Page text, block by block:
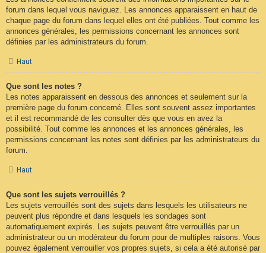
forum dans lequel vous naviguez. Les annonces apparaissent en haut de
chaque page du forum dans lequel elles ont été publiées. Tout comme les
annonces générales, les permissions concernant les annonces sont
définies par les administrateurs du forum.
Haut
Que sont les notes ?
Les notes apparaissent en dessous des annonces et seulement sur la
première page du forum concerné. Elles sont souvent assez importantes
et il est recommandé de les consulter dès que vous en avez la
possibilité. Tout comme les annonces et les annonces générales, les
permissions concernant les notes sont définies par les administrateurs du
forum.
Haut
Que sont les sujets verrouillés ?
Les sujets verrouillés sont des sujets dans lesquels les utilisateurs ne
peuvent plus répondre et dans lesquels les sondages sont
automatiquement expirés. Les sujets peuvent être verrouillés par un
administrateur ou un modérateur du forum pour de multiples raisons. Vous
pouvez également verrouiller vos propres sujets, si cela a été autorisé par